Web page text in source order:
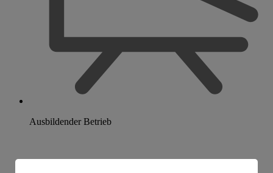
Ausbildender Betrieb